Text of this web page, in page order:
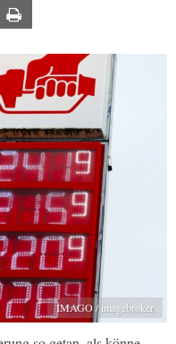
IMAGO / imagebroker